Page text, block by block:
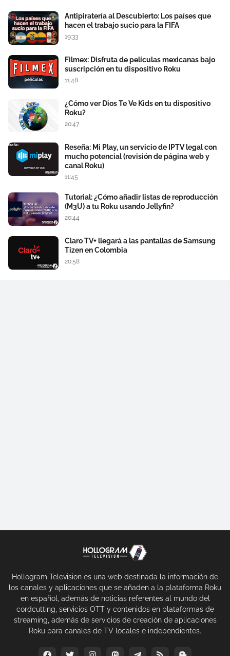
Antipiratería al Descubierto: Los países que
hacen el trabajo sucio para la FIFA
19:33
Filmex: Disfruta de películas mexicanas bajo
suscripción en tu dispositivo Roku
11:48
¿Cómo ver Dios Te Ve Kids en tu dispositivo
Roku?
20:47
Reseña: Mi Play, un servicio de IPTV legal con
mucho potencial (revisión de página web y
canal Roku)
11:45
Tutorial: ¿Cómo añadir listas de reproducción
(M3U) a tu Roku usando Jellyfin?
20:44
Claro TV+ llegará a las pantallas de Samsung
Tizen en Colombia
20:58
Hollogram Television es una web destinada la información de
los canales y aplicaciones que se añaden a la plataforma Roku
en español, además de noticias referentes al mundo del
cordcutting, servicios OTT y contenidos en plataformas de
streaming, además de servicios de creación de aplicaciones
Roku para canales de TV locales e independientes.